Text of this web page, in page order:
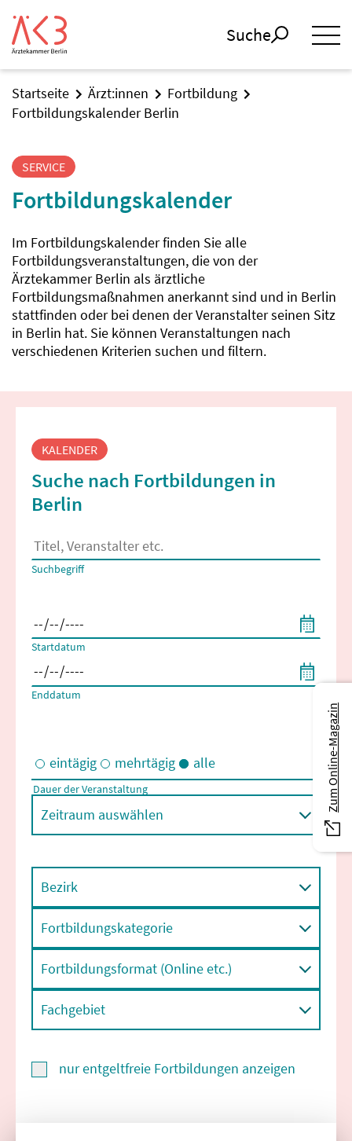
Suche
Startseite Ärzt:innen
Fortbildung
Fortbildungskalender Berlin
SERVICE
Fortbildungskalender
Im Fortbildungskalender finden Sie alle
Fortbildungsveranstaltungen, die von der
Ärztekammer Berlin als ärztliche
Fortbildungsmaßnahmen anerkannt sind und in Berlin
stattfinden oder bei denen der Veranstalter seinen Sitz
in Berlin hat. Sie können Veranstaltungen nach
verschiedenen Kriterien suchen und filtern.
Fortbildungssuche
KALENDER
Suche nach Fortbildungen in
Berlin
Es erscheinen Suchvorschläge, wenn mindestens 2 Zeichen
Suchbegriff
Startdatum
Enddatum
Eintägige und/oder mehrtägige Veranstaltungen
eintägig mehrtägig alle
Dauer der Veranstaltung
Zeitraum auswählen
Bezirk
Fortbildungskategorie
Fortbildungsformat (Online etc.)
Fachgebiet
nur entgeltfreie Fortbildungen anzeigen
Zum Online-Magazin